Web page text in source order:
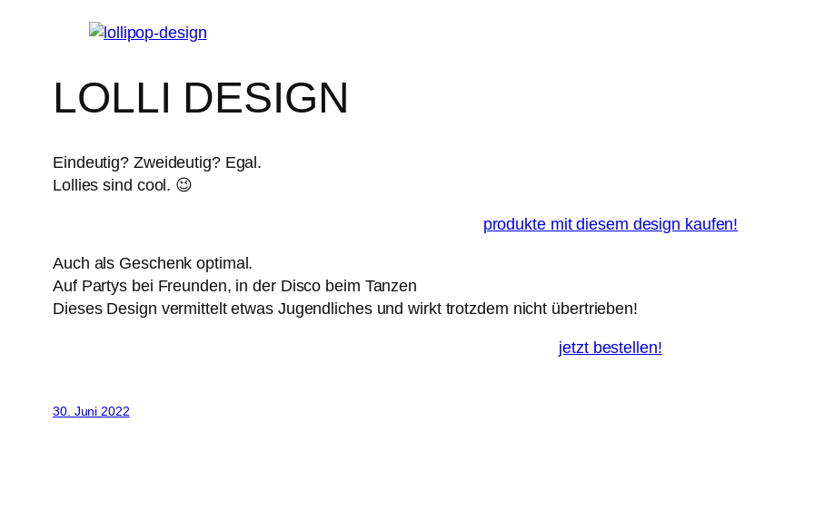
LOLLI DESIGN
Eindeutig? Zweideutig? Egal.
Lollies sind cool. 😉
produkte mit diesem design kaufen!
Auch als Geschenk optimal.
Auf Partys bei Freunden, in der Disco beim Tanzen
Dieses Design vermittelt etwas Jugendliches und wirkt trotzdem nicht übertrieben!
jetzt bestellen!
30. Juni 2022